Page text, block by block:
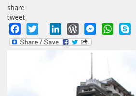
share
tweet
Facebook
Twitter LinkedInWordPressMessenger